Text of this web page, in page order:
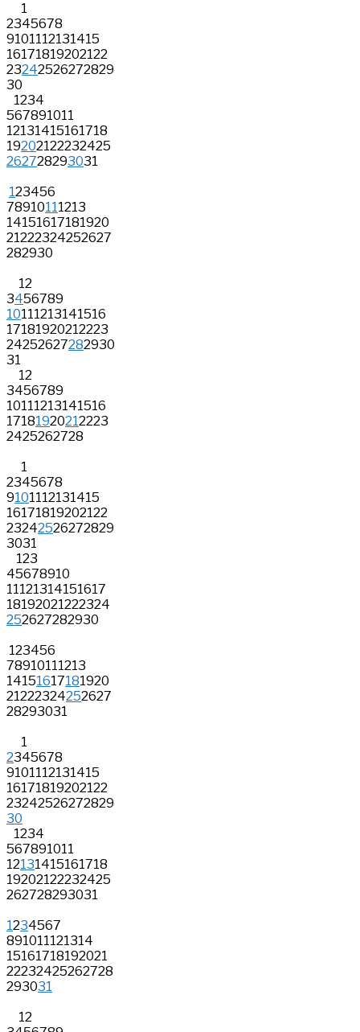
1
2345678
9101112131415
16171819202122
23242526272829
30
1234
567891011
12131415161718
19202122232425
262728293031
123456
78910111213
14151617181920
21222324252627
282930
12
3456789
10111213141516
17181920212223
24252627282930
31
12
3456789
10111213141516
17181920212223
2425262728
1
2345678
9101112131415
16171819202122
23242526272829
3031
123
45678910
11121314151617
18192021222324
252627282930
123456
78910111213
14151617181920
21222324252627
28293031
1
2345678
9101112131415
16171819202122
23242526272829
30
1234
567891011
12131415161718
19202122232425
262728293031
1234567
891011121314
15161718192021
22232425262728
293031
12